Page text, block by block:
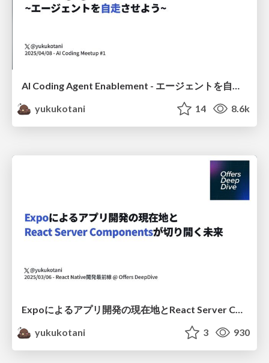
AI Coding Agent Enablement - エージェントを自走させよう
yukukotani
14 8.6k
yukukotani
3 930